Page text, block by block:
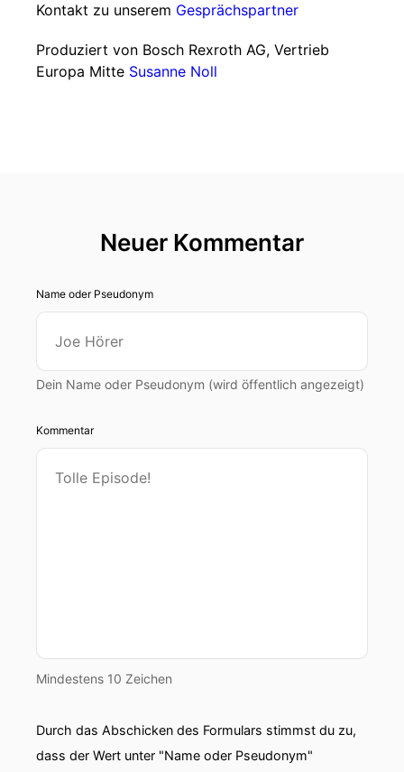
Kontakt zu unserem Gesprächspartner
Produziert von Bosch Rexroth AG, Vertrieb
Europa Mitte Susanne Noll
Neuer Kommentar
Name oder Pseudonym
Dein Name oder Pseudonym (wird öffentlich angezeigt)
Kommentar
Mindestens 10 Zeichen
Durch das Abschicken des Formulars stimmst du zu,
dass der Wert unter "Name oder Pseudonym"